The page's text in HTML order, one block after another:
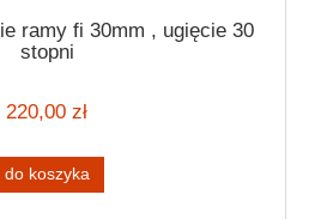
ramy fi 30mm , ugięcie 30
stopni
220,00 zł
do koszyka